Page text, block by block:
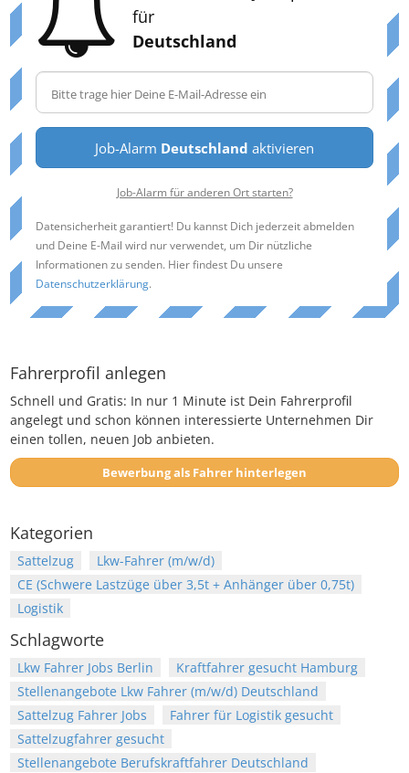
für
Deutschland
Job-Alarm Deutschland aktivieren
Job-Alarm für anderen Ort starten?
Datensicherheit garantiert! Du kannst Dich jederzeit abmelden
und Deine E-Mail wird nur verwendet, um Dir nützliche
Informationen zu senden. Hier findest Du unsere
Datenschutzerklärung.
Fahrerprofil anlegen
Schnell und Gratis: In nur 1 Minute ist Dein Fahrerprofil
angelegt und schon können interessierte Unternehmen Dir
einen tollen, neuen Job anbieten.
Bewerbung als Fahrer hinterlegen
Kategorien
Sattelzug
Lkw-Fahrer (m/w/d)
CE (Schwere Lastzüge über 3,5t + Anhänger über 0,75t)
Logistik
Schlagworte
Lkw Fahrer Jobs Berlin
Kraftfahrer gesucht Hamburg
Stellenangebote Lkw Fahrer (m/w/d) Deutschland
Sattelzug Fahrer Jobs
Fahrer für Logistik gesucht
Sattelzugfahrer gesucht
Stellenangebote Berufskraftfahrer Deutschland